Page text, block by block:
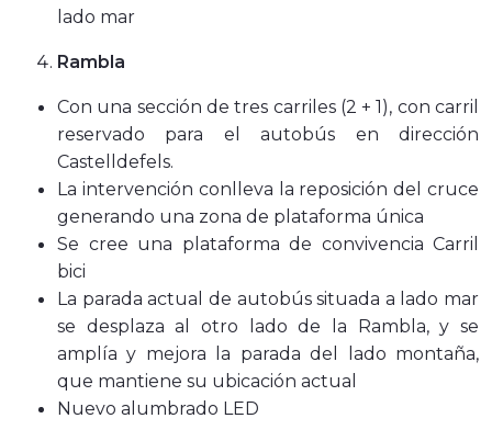
lado mar
Rambla
Con una sección de tres carriles (2 + 1), con carril
reservado para el autobús en dirección
Castelldefels.
La intervención conlleva la reposición del cruce
generando una zona de plataforma única
Se cree una plataforma de convivencia Carril
bici
La parada actual de autobús situada a lado mar
se desplaza al otro lado de la Rambla, y se
amplía y mejora la parada del lado montaña,
que mantiene su ubicación actual
Nuevo alumbrado LED